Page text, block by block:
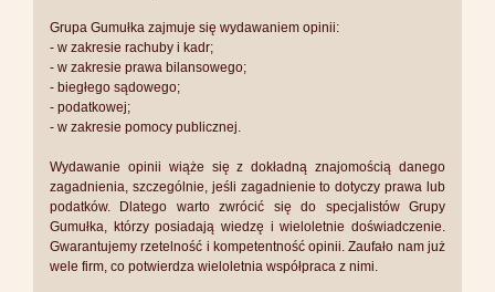
Grupa Gumułka zajmuje się wydawaniem opinii:
- w zakresie rachuby i kadr;
- w zakresie prawa bilansowego;
- biegłego sądowego;
- podatkowej;
- w zakresie pomocy publicznej.
Wydawanie opinii wiąże się z dokładną znajomością danego
zagadnienia, szczególnie, jeśli zagadnienie to dotyczy prawa lub
podatków. Dlatego warto zwrócić się do specjalistów Grupy
Gumułka, którzy posiadają wiedzę i wieloletnie doświadczenie.
Gwarantujemy rzetelność i kompetentność opinii. Zaufało nam już
wele firm, co potwierdza wieloletnia współpraca z nimi.